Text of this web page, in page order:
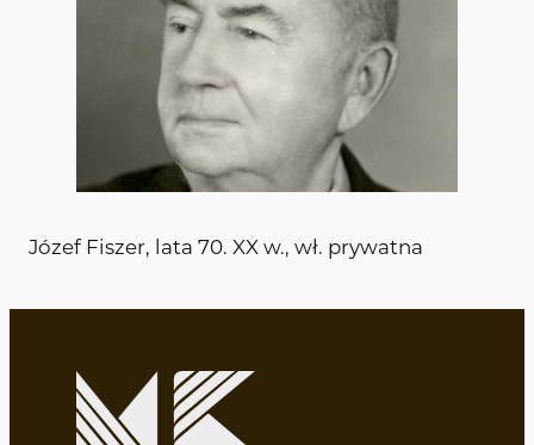
Józef Fiszer, lata 70. XX w., wł. prywatna